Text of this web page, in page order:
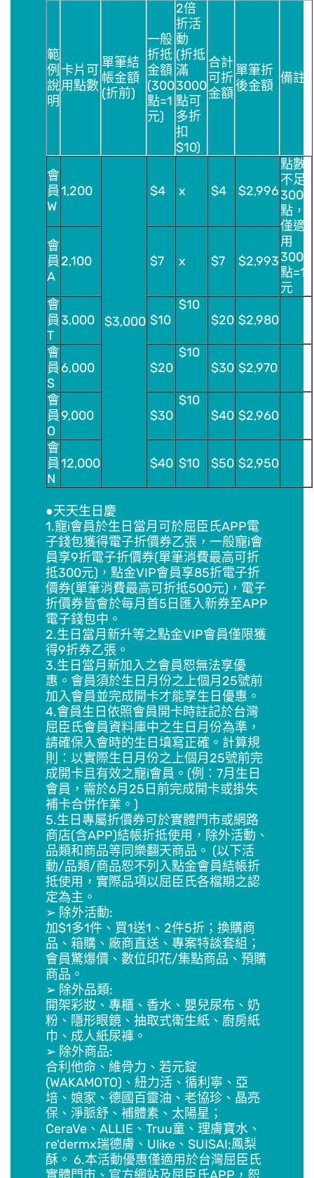
範
例
說
明
卡片可
用點數
單筆結
帳金額
(折前)
一般
折抵
金額
(300
點=1
元)
2倍
折活
動
(折抵
滿
3000
點可
多折
扣
$10)
合計
可折
金額
單筆折
後金額 備註
會
員
W
1,200
$3,000
$4 x $4 $2,996
點數
不足
3000
點，
僅適
用
300
點=1
元
會
員
A
2,100 $7 x $7 $2,993
會
員
T
3,000 $10
$10
$20 $2,980
會
員
S
6,000 $20
$10
$30 $2,970
會
員
O
9,000 $30
$10
$40 $2,960
會
員
N
12,000 $40 $10 $50 $2,950
●天天生日慶
1.寵i會員於生日當月可於屈臣氏APP電
子錢包獲得電子折價券乙張，一般寵i會
員享9折電子折價券(單筆消費最高可折
抵300元)，點金VIP會員享85折電子折
價券(單筆消費最高可折抵500元)，電子
折價券皆會於每月首5日匯入新券至APP
電子錢包中。
2.生日當月新升等之點金VIP會員僅限獲
得9折券乙張。
3.生日當月新加入之會員恕無法享優
惠。會員須於生日月份之上個月25號前
加入會員並完成開卡才能享生日優惠。
4.會員生日依照會員開卡時註記於台灣
屈臣氏會員資料庫中之生日月份為準，
請確保入會時的生日填寫正確。計算規
則：以實際生日月份之上個月25號前完
成開卡且有效之寵i會員。(例：7月生日
會員，需於6月25日前完成開卡或掛失
補卡合併作業。)
5.生日專屬折價券可於實體門市或網路
商店(含APP)結帳折抵使用，除外活動、
品類和商品等同樂翻天商品。 (以下活
動/品類/商品恕不列入點金會員結帳折
抵使用，實際品項以屈臣氏各檔期之認
定為主。
➢ 除外活動:
加$1多1件、買1送1、2件5折；換購商
品、箱購、廠商直送、專案特談套組；
會員驚爆價、數位印花/集點商品、預購
商品。
➢ 除外品類:
開架彩妝、專櫃、香水、嬰兒尿布、奶
粉、隱形眼鏡、抽取式衛生紙、廚房紙
巾、成人紙尿褲。
➢ 除外商品:
合利他命、維骨力、若元錠
(WAKAMOTO)、紐力活、循利寧、亞
培、娘家、德國百靈油、老協珍、晶亮
保、淨脈舒、補體素、太陽星；
CeraVe、ALLIE、Truu童、理膚寶水、
re'dermx瑞德膚、Ulike、SUISAI;鳳梨
酥。 6.本活動優惠僅適用於台灣屈臣氏